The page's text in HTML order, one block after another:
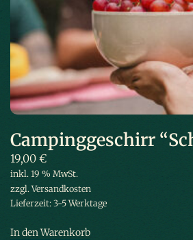
Campinggeschirr
19,00 €
inkl. 19 % MwSt.
zzgl. Versandkosten
Lieferzeit: 3-5 Werktage
In den Warenkorb